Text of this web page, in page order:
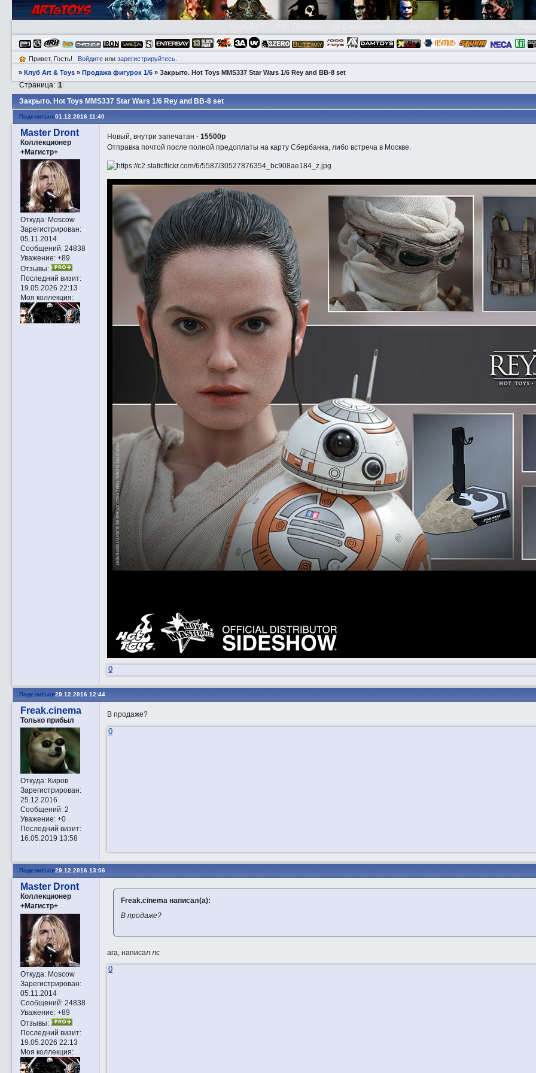
Привет, Гость! Войдитеили зарегистрируйтесь.
»Клуб Art & Toys »Продажа фигурок 1/6 »Закрытo. Hot Toys MMS337 Star Wars 1/6 Rey and BB-8 set
Закрытo. Hot Toys MMS337 Star Wars 1/6 Rey and BB-8 set
Страница: 1
Поделиться01.12.2016 11:40
Master Dront
Коллекционер
+Магистр+
Откуда:Moscow
Зарегистрирован:
05.11.2014
Сообщений:24838
Уважение: +89
Отзывы:
Последний визит:
19.05.2026 22:13
Моя коллекция:
Новый, внутри запечатан - 15500р
Отправка почтой после полной предоплаты на карту Сбербанка, либо встреча в Москве.
0
Поделиться29.12.2016 12:44
Freak.cinema
Только прибыл
Откуда:Киров
Зарегистрирован:
25.12.2016
Сообщений:2
Уважение: +0
Последний визит:
16.05.2019 13:58
В продаже?
0
Поделиться29.12.2016 13:06
Master Dront
Коллекционер
+Магистр+
Откуда:Moscow
Зарегистрирован:
05.11.2014
Сообщений:24838
Уважение: +89
Отзывы:
Последний визит:
19.05.2026 22:13
Моя коллекция:
Freak.cinema написал(а):
В продаже?
ага, написал лс
0